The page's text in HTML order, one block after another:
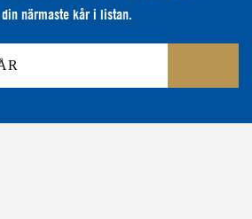
närmaste kår i listan.